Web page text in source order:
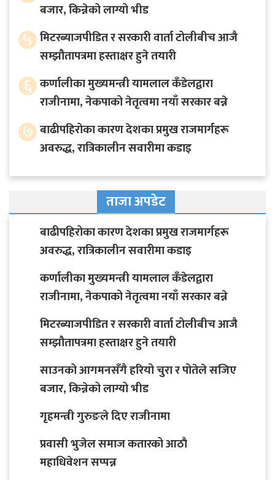
बजार, किन्नेको लाग्यो भीड
५ मिटरब्याजपीडित र सरकारी वार्ता टोलीबीच आजै
सम्झौतापत्रमा हस्ताक्षर हुने तयारी
६ कर्णालीका मुख्यमन्त्री यामलाल कँडेलद्वारा
राजीनामा, नेकपाको नेतृत्वमा नयाँ सरकार बन्ने
७ बाढीपहिरोका कारण देशका प्रमुख राजमार्गहरू
अवरुद्ध, रात्रिकालीन सवारीमा कडाइ
ताजा अपडेट
बाढीपहिरोका कारण देशका प्रमुख राजमार्गहरू
अवरुद्ध, रात्रिकालीन सवारीमा कडाइ
कर्णालीका मुख्यमन्त्री यामलाल कँडेलद्वारा
राजीनामा, नेकपाको नेतृत्वमा नयाँ सरकार बन्ने
मिटरब्याजपीडित र सरकारी वार्ता टोलीबीच आजै
सम्झौतापत्रमा हस्ताक्षर हुने तयारी
साउनको आगमनसँगै हरियो चुरा र पोतेले सजिए
बजार, किन्नेको लाग्यो भीड
गृहमन्त्री गुरुङले दिए राजीनामा
प्रवासी भुजेल समाज कतारको आठाै
महाधिवेशन सप्पन्न